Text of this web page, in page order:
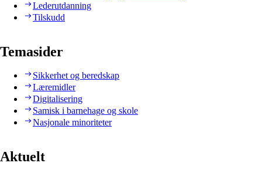
Lederutdanning
Tilskudd
Temasider
Sikkerhet og beredskap
Læremidler
Digitalisering
Samisk i barnehage og skole
Nasjonale minoriteter
Aktuelt